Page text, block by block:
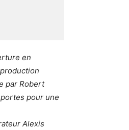
en
par Robert
pour une
Alexis